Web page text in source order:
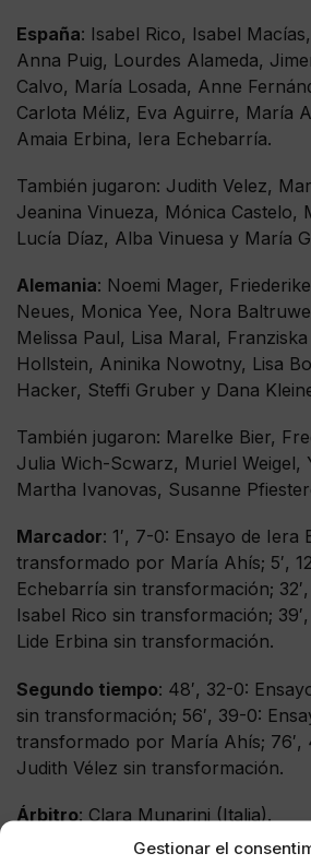
Gestionar el
España: Isabel Rico, Isabel
Anna Puig, Lourdes Alameda,
Calvo, María Losada, Anne
Carlota Méliz, Eva Aguirre, María
Amaia Erbina, Iera Echebarría.
También jugaron: Judith Velez,
Jeanina Vinueza, Mónica Castelo,
Lucía Díaz, Alba Vinuesa y María
Alemania: Noemi Mager,
Neues, Monica Yee, Nora
Melissa Paul, Lisa Maral,
Hollstein, Aninika Nowotny, Lisa
Hacker, Steffi Gruber y Dana
También jugaron: Marelke Bier,
Julia Wich-Scwarz, Muriel Weigel,
Martha Ivanovas, Susanne
Marcador: 1′, 7-0: Ensayo de Iera
transformado por María Ahís; 5′,
Echebarría sin transformación;
Isabel Rico sin transformación;
Lide Erbina sin transformación.
Segundo tiempo: 48′, 32-0:
sin transformación; 56′, 39-0:
transformado por María Ahís; 76′,
Judith Vélez sin transformación.
Árbitro: Clara Munarini (Italia).